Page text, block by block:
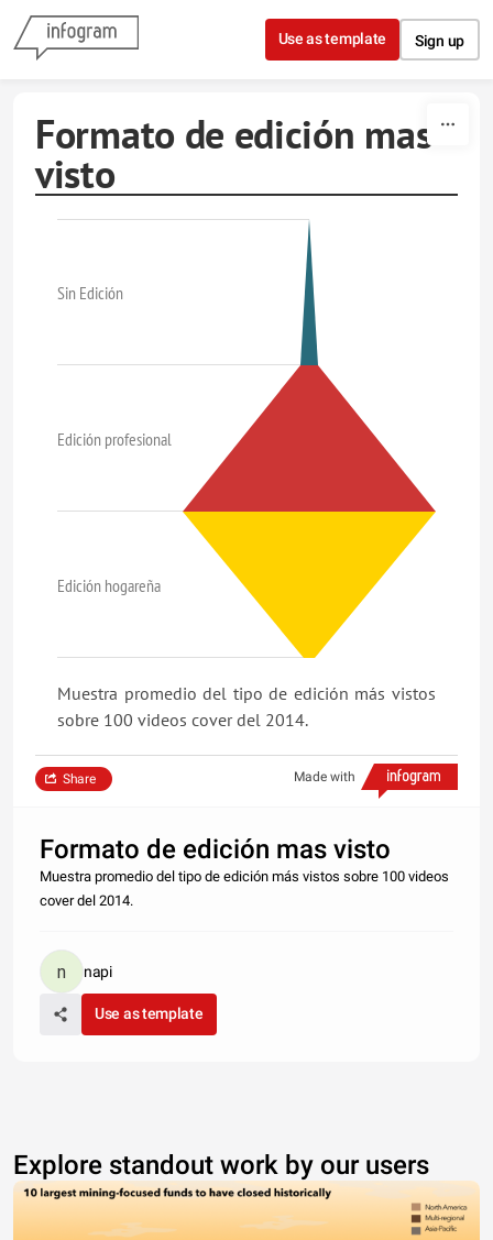
Skip to content
Use as template Sign up
Formato de edición mas
visto
Sin Edición
Edición profesional
Edición hogareña
Muestra promedio del tipo de edición más vistos
sobre 100 videos cover del 2014.
Made with
Share
Formato de edición mas visto
Muestra promedio del tipo de edición más vistos sobre 100 videos
cover del 2014.
napi
Use as template
Explore standout work by our users